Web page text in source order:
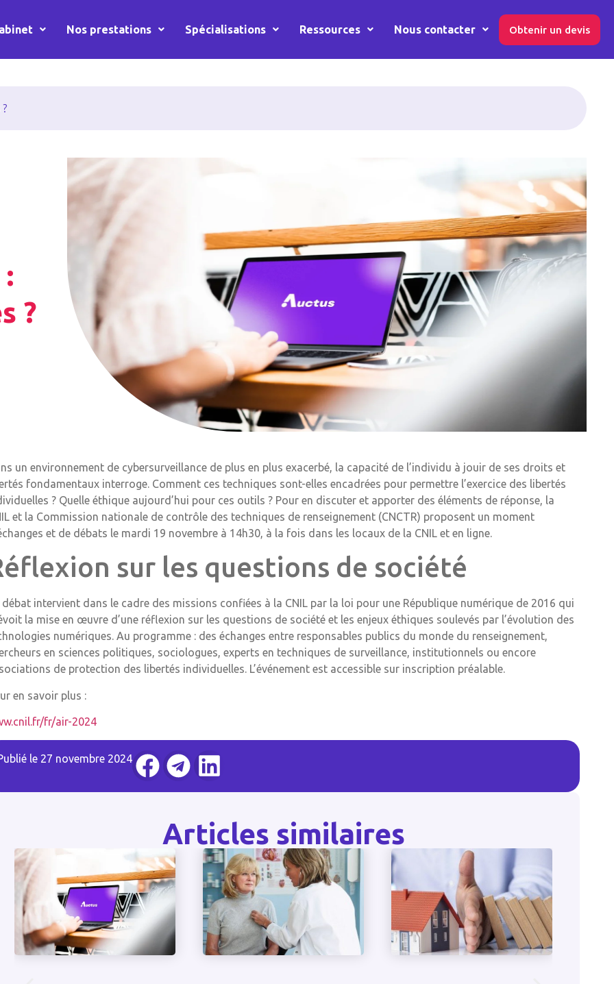
Nos prestations Spécialisations Ressources Nous contacter Obtenir un devis
?
un environnement de cybersurveillance de plus en plus exacerbé, la capacité de l’individu à jouir de ses droits et
fondamentaux interroge. Comment ces techniques sont-elles encadrées pour permettre l’exercice des libertés
? Quelle éthique aujourd’hui pour ces outils ? Pour en discuter et apporter des éléments de réponse, la
et la Commission nationale de contrôle des techniques de renseignement (CNCTR) proposent un moment
et de débats le mardi 19 novembre à 14h30, à la fois dans les locaux de la CNIL et en ligne.
sur les questions de société
débat intervient dans le cadre des missions confiées à la CNIL par la loi pour une République numérique de 2016 qui
la mise en œuvre d’une réflexion sur les questions de société et les enjeux éthiques soulevés par l’évolution des
numériques. Au programme : des échanges entre responsables publics du monde du renseignement,
en sciences politiques, sociologues, experts en techniques de surveillance, institutionnels ou encore
de protection des libertés individuelles. L’événement est accessible sur inscription préalable.
en savoir plus :
fr/air-2024
le 27 novembre 2024
Articles similaires